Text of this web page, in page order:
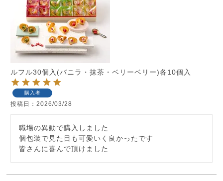
ルフル30個入(バニラ・抹茶・ベリーベリー)各10個入
購入者
投稿日 2026/03/28
職場の異動で購入しました
個包装で見た目も可愛いく良かったです
皆さんに喜んで頂けました